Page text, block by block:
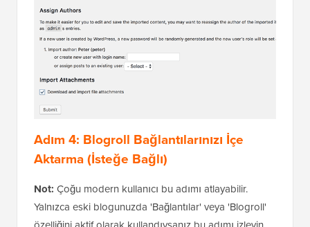
Adım 4: Blogroll Bağlantılarınızı İçe
Aktarma (İsteğe Bağlı)
Not: Çoğu modern kullanıcı bu adımı atlayabilir.
Yalnızca eski blogunuzda 'Bağlantılar' veya 'Blogroll'